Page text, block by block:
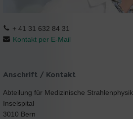
+ 41 31 632 84 31
Kontakt per E-Mail
Anschrift / Kontakt
Abteilung für Medizinische Strahlenphysik
Inselspital
3010 Bern